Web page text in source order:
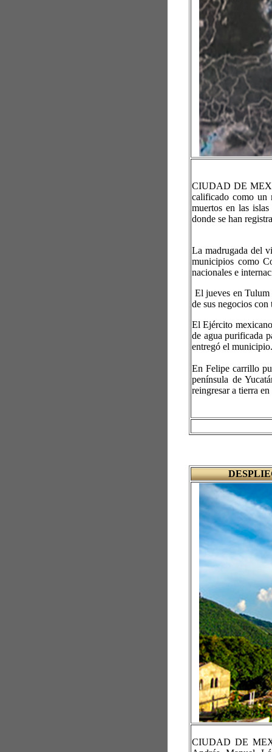
CIUDAD DE
calificado como un
muertos en las
donde se han
La madrugada del
municipios como
nacionales e
El jueves en Tulum
de sus negocios con
El Ejército
de agua purificada
entregó el municipio.
En Felipe carrillo
península de
reingresar a tierra
CIUDAD DE